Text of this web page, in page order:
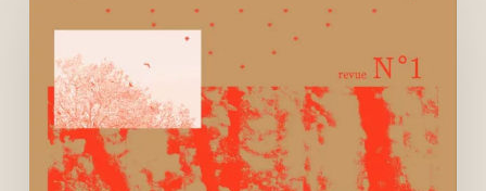
prenons
temps »,
article,